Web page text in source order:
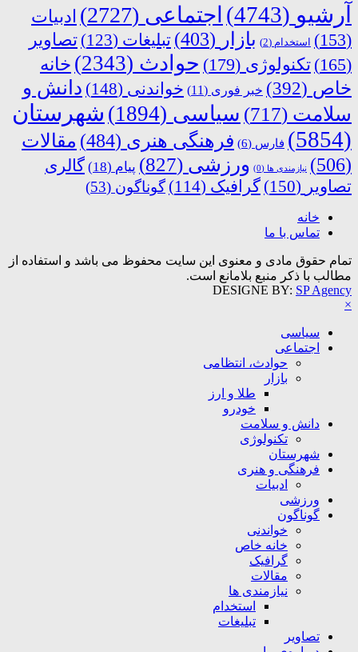
آرشیو (4743) اجتماعی (2727)
ادبیات
(153)
استخدام (2) بازار (403) تبلیغات (123)
تصاویر
(165)
تکنولوژی (179) حوادث (2343)
خانه
خاص (392) خبر فوری (11) خواندنی (148)
دانش و
سلامت (717) سیاسی (1894)
شهرستان
(5854)
فارس (6) فرهنگی هنری (484)
مقالات
(506)
نیازمندی ها (0) ورزشی (827) پیام (18)
گالری
تصاویر (150) گرافیک (114) گوناگون (53)
خانه
تماس با ما
تمام حقوق مادی و معنوی این سایت محفوظ می باشد و استفاده از
مطالب با ذکر منبع بلامانع است.
DESIGNE BY: SP Agency
×
سیاسی
اجتماعی
حوادث، انتظامی
بازار
طلا و ارز
خودرو
دانش و سلامت
تکنولوژی
شهرستان
فرهنگی و هنری
ادبیات
ورزشی
گوناگون
خواندنی
خانه خاص
گرافیک
مقالات
نیازمندی ها
استخدام
تبلیغات
تصاویر